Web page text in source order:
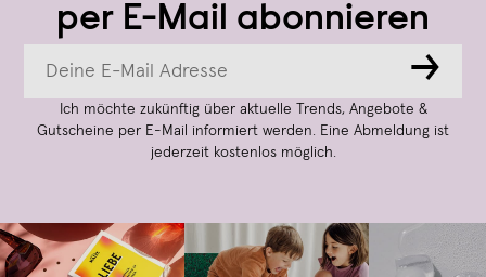
per E-Mail abonnieren
→
Ich möchte zukünftig über aktuelle Trends, Angebote &
Gutscheine per E-Mail informiert werden. Eine Abmeldung ist
jederzeit kostenlos möglich.